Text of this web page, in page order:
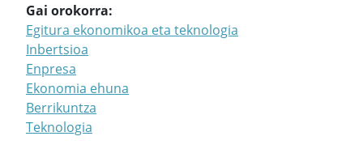
Gai orokorra
Egitura ekonomikoa eta teknologia
Inbertsioa
Enpresa
Ekonomia ehuna
Berrikuntza
Teknologia